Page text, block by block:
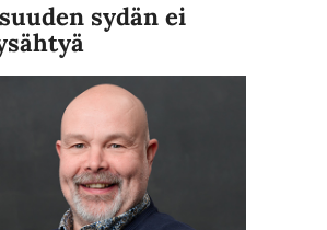
sydän ei